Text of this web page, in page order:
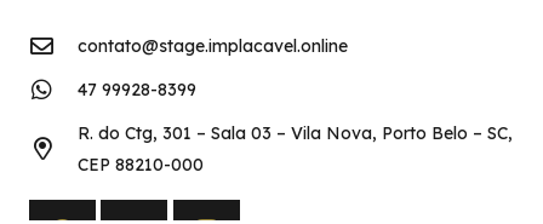
contato@stage.implacavel.online
47 99928-8399
R. do Ctg, 301 – Sala 03 – Vila Nova, Porto Belo – SC,
CEP 88210-000